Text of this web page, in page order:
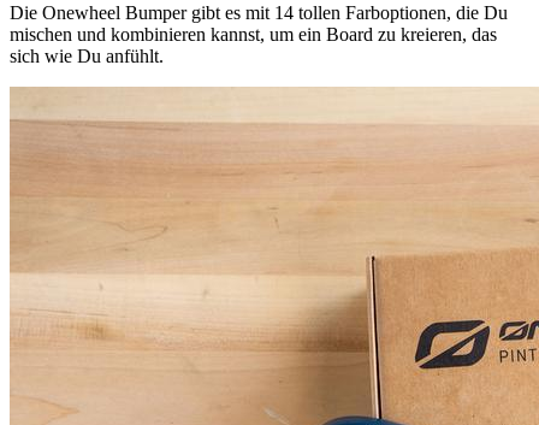
Die Onewheel Bumper gibt es mit 14 tollen Farboptionen, die Du
mischen und kombinieren kannst, um ein Board zu kreieren, das
sich wie Du anfühlt.